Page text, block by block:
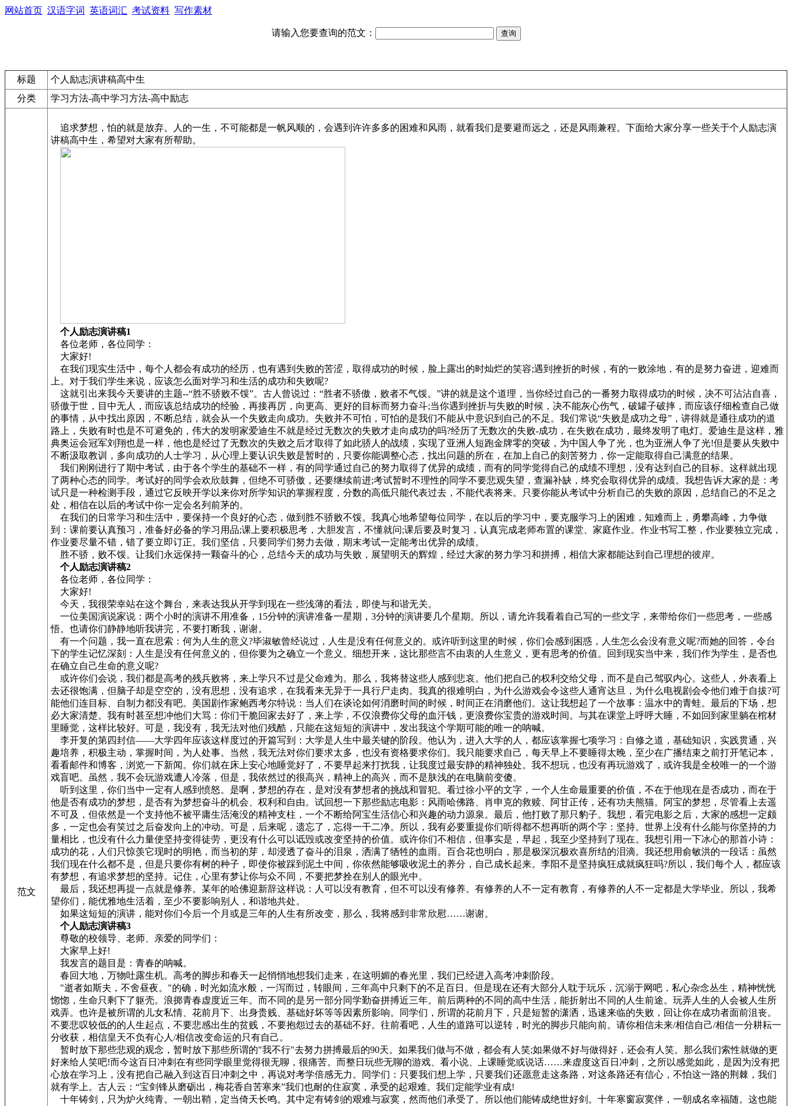
网站首页 汉语字词 英语词汇 考试资料 写作素材
请输入您要查询的范文：
标题
个人励志演讲稿高中生
分类
学习方法-高中学习方法-高中励志
范文
追求梦想，怕的就是放弃。人的一生，不可能都是一帆风顺的，会遇到许许多多的困难和风雨，就看我们是要避而远之，还是风雨兼程。下面给大家分享一些关于个人励志演
讲稿高中生，希望对大家有所帮助。
个人励志演讲稿1
各位老师，各位同学：
大家好!
在我们现实生活中，每个人都会有成功的经历，也有遇到失败的苦涩，取得成功的时候，脸上露出的时灿烂的笑容;遇到挫折的时候，有的一败涂地，有的是努力奋进，迎难而
上。对于我们学生来说，应该怎么面对学习和生活的成功和失败呢?
这就引出来我今天要讲的主题--“胜不骄败不馁”。古人曾说过：“胜者不骄傲，败者不气馁。”讲的就是这个道理，当你经过自己的一番努力取得成功的时候，决不可沾沾自喜，
骄傲于世，目中无人，而应该总结成功的经验，再接再厉，向更高、更好的目标而努力奋斗;当你遇到挫折与失败的时候，决不能灰心伤气，破罐子破摔，而应该仔细检查自己做
的事情，从中找出原因，不断总结，就会从一个失败走向成功。失败并不可怕，可怕的是我们不能从中意识到自己的不足。我们常说“失败是成功之母”，讲得就是通往成功的道
路上，失败有时也是不可避免的，伟大的发明家爱迪生不就是经过无数次的失败才走向成功的吗?经历了无数次的失败-成功，在失败在成功，最终发明了电灯。爱迪生是这样，雅
典奥运会冠军刘翔也是一样，他也是经过了无数次的失败之后才取得了如此骄人的战绩，实现了亚洲人短跑金牌零的突破，为中国人争了光，也为亚洲人争了光!但是要从失败中
不断汲取教训，多向成功的人士学习，从心理上要认识失败是暂时的，只要你能调整心态，找出问题的所在，在加上自己的刻苦努力，你一定能取得自己满意的结果。
我们刚刚进行了期中考试，由于各个学生的基础不一样，有的同学通过自己的努力取得了优异的成绩，而有的同学觉得自己的成绩不理想，没有达到自己的目标。这样就出现
了两种心态的同学。考试好的同学会欢欣鼓舞，但绝不可骄傲，还要继续前进;考试暂时不理性的同学不要悲观失望，查漏补缺，终究会取得优异的成绩。我想告诉大家的是：考
试只是一种检测手段，通过它反映开学以来你对所学知识的掌握程度，分数的高低只能代表过去，不能代表将来。只要你能从考试中分析自己的失败的原因，总结自己的不足之
处，相信在以后的考试中你一定会名列前茅的。
在我们的日常学习和生活中，要保持一个良好的心态，做到胜不骄败不馁。我真心地希望每位同学，在以后的学习中，要克服学习上的困难，知难而上，勇攀高峰，力争做
到：课前要认真预习，准备好必备的学习用品;课上要积极思考，大胆发言，不懂就问;课后要及时复习，认真完成老师布置的课堂、家庭作业。作业书写工整，作业要独立完成，
作业要尽量不错，错了要立即订正。我们坚信，只要同学们努力去做，期末考试一定能考出优异的成绩。
胜不骄，败不馁。让我们永远保持一颗奋斗的心，总结今天的成功与失败，展望明天的辉煌，经过大家的努力学习和拼搏，相信大家都能达到自己理想的彼岸。
个人励志演讲稿2
各位老师，各位同学：
大家好!
今天，我很荣幸站在这个舞台，来表达我从开学到现在一些浅薄的看法，即使与和谐无关。
一位美国演说家说：两个小时的演讲不用准备，15分钟的演讲准备一星期，3分钟的演讲要几个星期。所以，请允许我看着自己写的一些文字，来带给你们一些思考，一些感
悟。也请你们静静地听我讲完，不要打断我，谢谢。
有一个问题，我一直在思索：何为人生的意义?毕淑敏曾经说过，人生是没有任何意义的。或许听到这里的时候，你们会感到困惑，人生怎么会没有意义呢?而她的回答，令台
下的学生记忆深刻：人生是没有任何意义的，但你要为之确立一个意义。细想开来，这比那些言不由衷的人生意义，更有思考的价值。回到现实当中来，我们作为学生，是否也
在确立自己生命的意义呢?
或许你们会说，我们都是高考的残兵败将，来上学只不过是父命难为。那么，我将替这些人感到悲哀。他们把自己的权利交给父母，而不是自己驾驭内心。这些人，外表看上
去还很饱满，但脑子却是空空的，没有思想，没有追求，在我看来无异于一具行尸走肉。我真的很难明白，为什么游戏会令这些人通宵达旦，为什么电视剧会令他们难于自拔?可
能他们连目标、自制力都没有吧。美国剧作家鲍西考尔特说：当人们在谈论如何消磨时间的时候，时间正在消磨他们。这让我想起了一个故事：温水中的青蛙。最后的下场，想
必大家清楚。我有时甚至想冲他们大骂：你们干脆回家去好了，来上学，不仅浪费你父母的血汗钱，更浪费你宝贵的游戏时间。与其在课堂上呼呼大睡，不如回到家里躺在棺材
里睡觉，这样比较好。可是，我没有，我无法对他们残酷，只能在这短短的演讲中，发出我这个学期可能的唯一的呐喊。
李开复的第四封信——大学四年应该这样度过的开篇写到：大学是人生中最关键的阶段。他认为，进入大学的人，都应该掌握七项学习：自修之道，基础知识，实践贯通，兴
趣培养，积极主动，掌握时间，为人处事。当然，我无法对你们要求太多，也没有资格要求你们。我只能要求自己，每天早上不要睡得太晚，至少在广播结束之前打开笔记本，
看看邮件和博客，浏览一下新闻。你们就在床上安心地睡觉好了，不要早起来打扰我，让我度过最安静的精神独处。我不想玩，也没有再玩游戏了，或许我是全校唯一的一个游
戏盲吧。虽然，我不会玩游戏遭人冷落，但是，我依然过的很高兴，精神上的高兴，而不是肤浅的在电脑前变傻。
听到这里，你们当中一定有人感到愤怒。是啊，梦想的存在，是对没有梦想者的挑战和冒犯。看过徐小平的文字，一个人生命最重要的价值，不在于他现在是否成功，而在于
他是否有成功的梦想，是否有为梦想奋斗的机会、权利和自由。试回想一下那些励志电影：风雨哈佛路、肖申克的救赎、阿甘正传，还有功夫熊猫。阿宝的梦想，尽管看上去遥
不可及，但依然是一个支持他不被平庸生活淹没的精神支柱，一个不断给阿宝生活信心和兴趣的动力源泉。最后，他打败了那只豹子。我想，看完电影之后，大家的感想一定颇
多，一定也会有笑过之后奋发向上的冲动。可是，后来呢，遗忘了，忘得一干二净。所以，我有必要重提你们听得都不想再听的两个字：坚持。世界上没有什么能与你坚持的力
量相比，也没有什么力量使坚持变得徒劳，更没有什么可以诋毁或改变坚持的价值。或许你们不相信，但事实是，早起，我至少坚持到了现在。我想引用一下冰心的那首小诗：
成功的花，人们只惊羡它现时的明艳，而当初的芽，却浸透了奋斗的泪泉，洒满了牺牲的血雨。百合花也明白，那是极深沉极欢喜所结的泪滴。我还想用俞敏洪的一段话：虽然
我们现在什么都不是，但是只要你有树的种子，即使你被踩到泥土中间，你依然能够吸收泥土的养分，自己成长起来。李阳不是坚持疯狂成就疯狂吗?所以，我们每个人，都应该
有梦想，有追求梦想的坚持。记住，心里有梦让你与众不同，不要把梦拴在别人的眼光中。
最后，我还想再提一点就是修养。某年的哈佛迎新辞这样说：人可以没有教育，但不可以没有修养。有修养的人不一定有教育，有修养的人不一定都是大学毕业。所以，我希
望你们，能优雅地生活着，至少不要影响别人，和谐地共处。
如果这短短的演讲，能对你们今后一个月或是三年的人生有所改变，那么，我将感到非常欣慰……谢谢。
个人励志演讲稿3
尊敬的校领导、老师、亲爱的同学们：
大家早上好!
我发言的题目是：青春的呐喊。
春回大地，万物吐露生机。高考的脚步和春天一起悄悄地想我们走来，在这明媚的春光里，我们已经进入高考冲刺阶段。
"逝者如斯夫，不舍昼夜。"的确，时光如流水般，一泻而过，转眼间，三年高中只剩下的不足百日。但是现在还有大部分人耽于玩乐，沉溺于网吧，私心杂念丛生，精神恍恍
惚惚，生命只剩下了躯壳。浪掷青春虚度近三年。而不同的是另一部分同学勤奋拼搏近三年。前后两种的不同的高中生活，能折射出不同的人生前途。玩弄人生的人会被人生所
戏弄。也许是被所谓的儿女私情、花前月下、出身贵贱、基础好坏等等因素所影响。同学们，所谓的花前月下，只是短暂的潇洒，迅速来临的失败，回让你在成功者面前沮丧。
不要悲叹较低的的人生起点，不要悲感出生的贫贱，不要抱怨过去的基础不好。往前看吧，人生的道路可以逆转，时光的脚步只能向前。请你相信未来/相信自己/相信一分耕耘一
分收获，相信皇天不负有心人/相信改变命运的只有自己。
暂时放下那些悲观的观念，暂时放下那些所谓的"我不行"去努力拼搏最后的90天。如果我们做与不做，都会有人笑;如果做不好与做得好，还会有人笑。那么我们索性就做的更
好来给人笑吧!而今这百日冲刺在有些同学眼里觉得很无聊，很痛苦。而整日玩些无聊的游戏、看小说、上课睡觉或说话……来虚度这百日冲刺，之所以感觉如此，是因为没有把
心放在学习上，没有把自己融入到这百日冲刺之中，再说对考学倍感无力。同学们：只要我们想上学，只要我们还愿意走这条路，对这条路还有信心，不怕这一路的荆棘，我们
就有学上。古人云：“宝剑锋从磨砺出，梅花香自苦寒来”我们也耐的住寂寞，承受的起艰难。我们定能学业有成!
十年铸剑，只为炉火纯青。一朝出鞘，定当倚天长鸣。其中定有铸剑的艰难与寂寞，然而他们承受了。所以他们能铸成绝世好剑。十年寒窗寂寞伴，一朝成名幸福随。这也能